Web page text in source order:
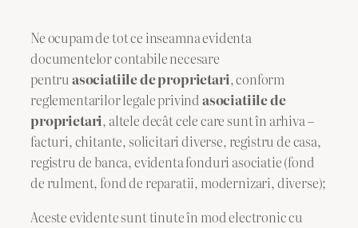
Ne ocupam de tot ce inseamna evidenta
documentelor contabile necesare
pentruasociatiile de proprietari, conform
reglementarilor legale privindasociatiile de
proprietari, altele decât cele care sunt în arhiva –
facturi, chitante, solicitari diverse, registru de casa,
registru de banca, evidenta fonduri asociatie (fond
de rulment, fond de reparatii, modernizari, diverse);
Aceste evidente sunt tinute în mod electronic cu